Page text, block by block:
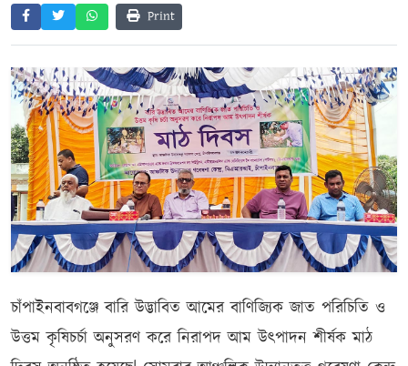
Print
চাঁপাইনবাবগঞ্জে বারি উদ্ভাবিত আমের বাণিজ্যিক জাত পরিচিতি ও
উত্তম কৃষিচর্চা অনুসরণ করে নিরাপদ আম উৎপাদন শীর্ষক মাঠ